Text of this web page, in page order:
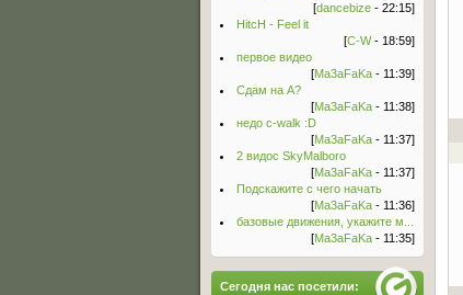
[dancebize- 22:15]
HitcH - Feel it
[C-W- 18:59]
первое видео
[Ma3aFaKa- 11:39]
Сдам на А?
[Ma3aFaKa- 11:38]
недо c-walk :D
[Ma3aFaKa- 11:37]
2 видос SkyMalboro
[Ma3aFaKa- 11:37]
Подскажите с чего начать
[Ma3aFaKa- 11:36]
базовые движения, укажите м...
[Ma3aFaKa- 11:35]
Сегодня нас посетили: